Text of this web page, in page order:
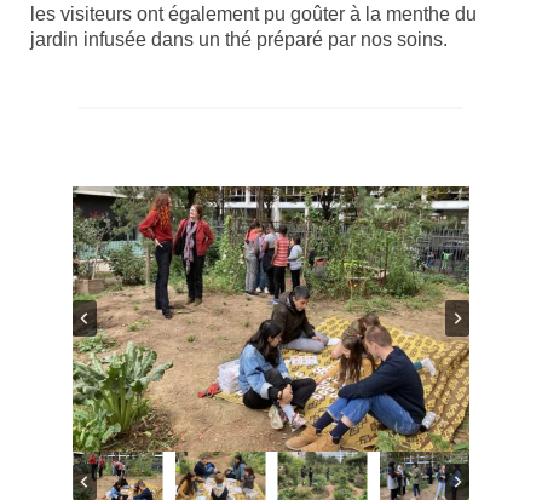
les visiteurs ont également pu goûter à la menthe du
jardin infusée dans un thé préparé par nos soins.